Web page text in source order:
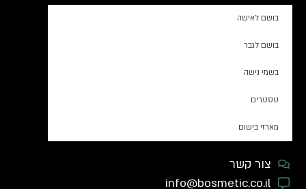
בושם לאישה
בושם לגבר
בשמי נישה
טסטרים
מארזי בישום
צור קשר
info@bosmetic.co.il